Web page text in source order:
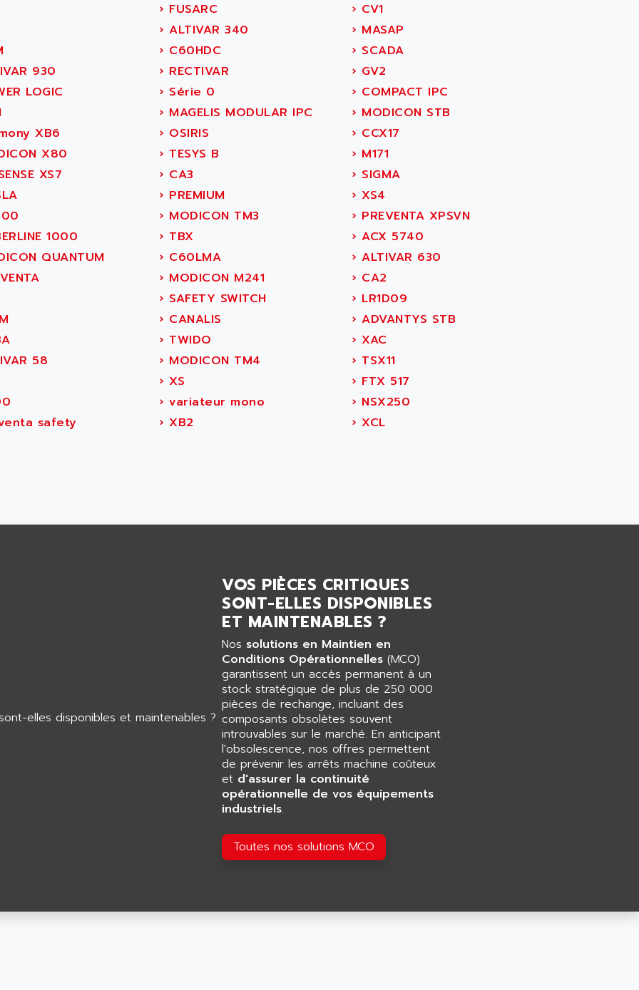
› FUSARC › CV1
› ALTIVAR 340 › MASAP
› C60HDC › SCADA
930 › RECTIVAR › GV2
LOGIC › Série 0 › COMPACT IPC
› MAGELIS MODULAR IPC › MODICON STB
XB6 › OSIRIS › CCX17
X80 › TESYS B › M171
XS7 › CA3 › SIGMA
› PREMIUM › XS4
› MODICON TM3 › PREVENTA XPSVN
1000 › TBX › ACX 5740
QUANTUM › C60LMA › ALTIVAR 630
› MODICON M241 › CA2
› SAFETY SWITCH › LR1D09
› CANALIS › ADVANTYS STB
› TWIDO › XAC
58 › MODICON TM4 › TSX11
› XS › FTX 517
› variateur mono › NSX250
safety › XB2 › XCL
VOS PIÈCES CRITIQUES
SONT-ELLES DISPONIBLES
ET MAINTENABLES ?
Nos solutions en Maintien en
Conditions Opérationnelles (MCO)
garantissent un accès permanent à un
stock stratégique de plus de 250 000
pièces de rechange, incluant des
composants obsolètes souvent
introuvables sur le marché. En anticipant
l'obsolescence, nos offres permettent
de prévenir les arrêts machine coûteux
et d'assurer la continuité
opérationnelle de vos équipements
industriels.
Toutes nos solutions MCO